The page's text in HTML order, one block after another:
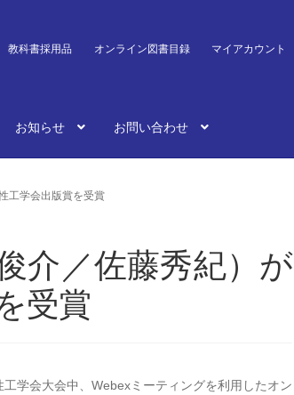
教科書採用品 オンライン図書目録 マイアカウント
お知らせ お問い合わせ
工学会出版賞を受賞
介／佐藤秀紀）が
受賞
学会大会中、Webexミーティングを利用したオン